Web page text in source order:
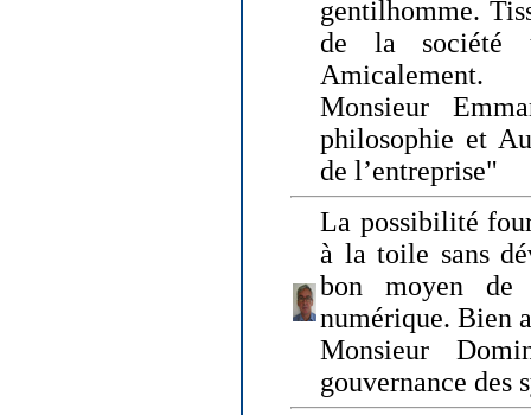
gentilhomme.
de la société
Amicalement.
Monsieur
philosophie et
de l’entreprise"
La possibilité
à la toile sans
bon moyen de
numérique. Bien
Monsieur
gouvernance des